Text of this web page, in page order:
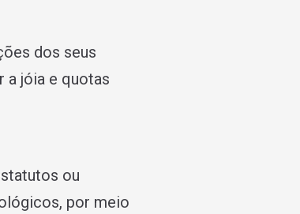
dos seus
a jóia e quotas
ou
por meio